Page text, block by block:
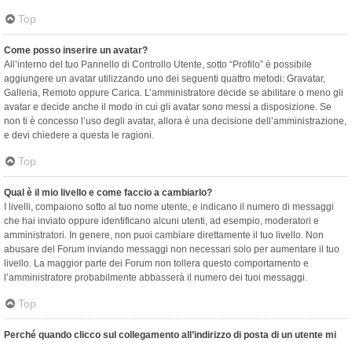
Top
Come posso inserire un avatar?
All’interno del tuo Pannello di Controllo Utente, sotto “Profilo” è possibile
aggiungere un avatar utilizzando uno dei seguenti quattro metodi: Gravatar,
Galleria, Remoto oppure Carica. L’amministratore decide se abilitare o meno gli
avatar e decide anche il modo in cui gli avatar sono messi a disposizione. Se
non ti è concesso l’uso degli avatar, allora è una decisione dell’amministrazione,
e devi chiedere a questa le ragioni.
Top
Qual è il mio livello e come faccio a cambiarlo?
I livelli, compaiono sotto al tuo nome utente, e indicano il numero di messaggi
che hai inviato oppure identificano alcuni utenti, ad esempio, moderatori e
amministratori. In genere, non puoi cambiare direttamente il tuo livello. Non
abusare del Forum inviando messaggi non necessari solo per aumentare il tuo
livello. La maggior parte dei Forum non tollera questo comportamento e
l’amministratore probabilmente abbasserà il numero dei tuoi messaggi.
Top
Perché quando clicco sul collegamento all’indirizzo di posta di un utente mi